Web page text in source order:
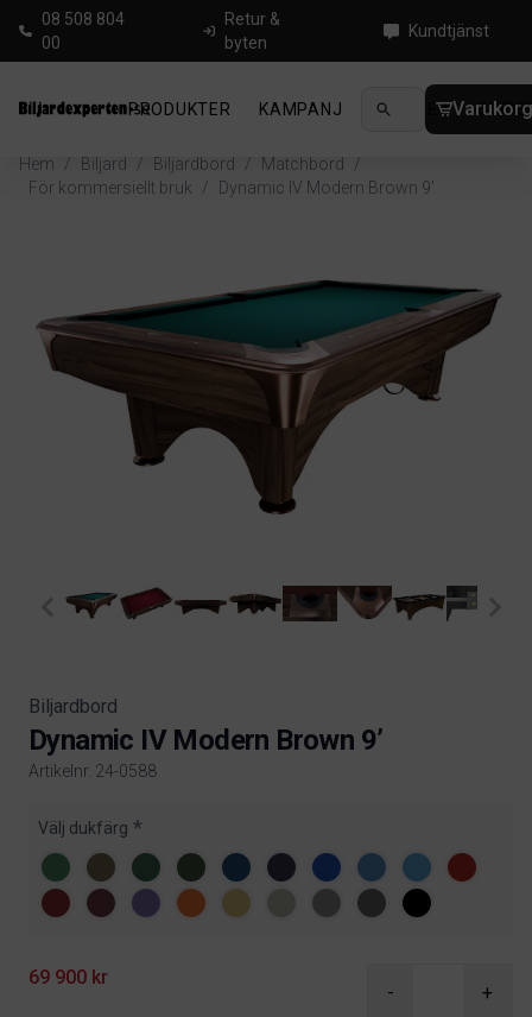
08 508 804
00
Retur &
byten
Kundtjänst
PRODUKTER KAMPANJ NYHETER
Hem / Biljard / Biljardbord / Matchbord
/
För kommersiellt bruk
/ Dynamic IV Modern Brown 9’
Biljardbord
Dynamic IV Modern Brown 9’
Artikelnr. 24-0588
Product information
Välj dukfärg
69 900 kr
- +